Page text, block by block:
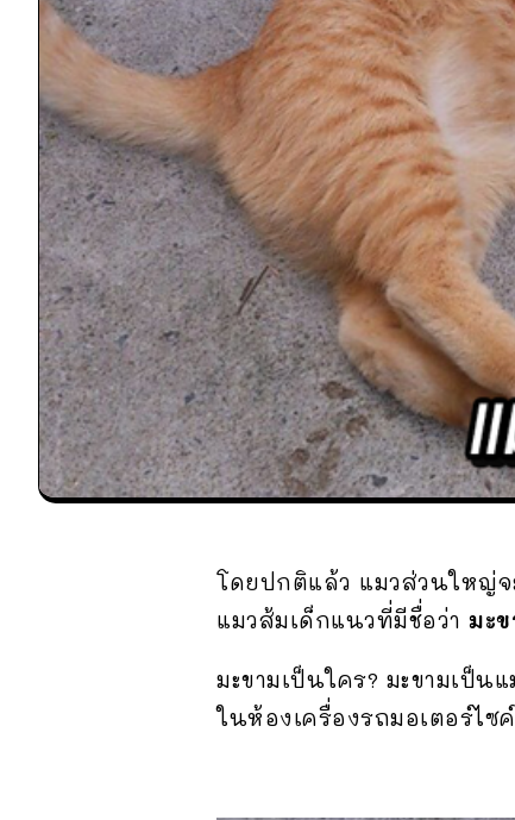
โดยปกติแล้ว แมวส่วนใหญ่
แมวส้มเด็กแนวที่มีชื่อว่า มะข
มะขามเป็นใคร? มะขามเป็
ในห้องเครื่องรถมอเตอร์ไซ